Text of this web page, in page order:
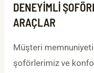
DENEYIMLI
ARAÇLAR
Müşteri
şoförlerimiz ve